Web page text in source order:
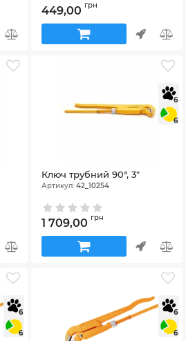
449,00 грн
6
6
Ключ трубний 90°, 3"
Артикул: 42_10254
1 709,00 грн
6
6
6
6